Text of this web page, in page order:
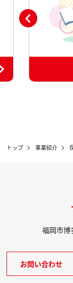
トップ 事業紹介
福岡市
お問い合わせ